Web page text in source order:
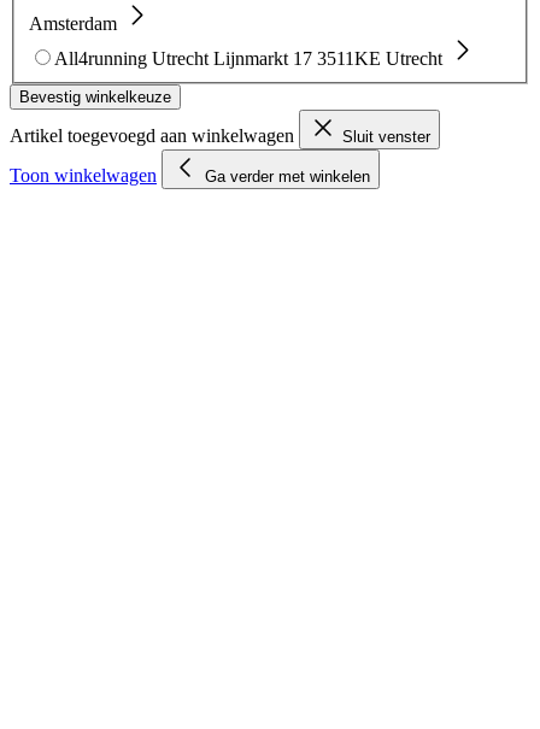
Amsterdam
All4running Utrecht Lijnmarkt 17 3511KE Utrecht
Bevestig winkelkeuze
Artikel toegevoegd aan winkelwagen Sluit venster
Toon winkelwagen Ga verder met winkelen